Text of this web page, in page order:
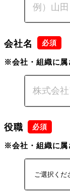
会社名
※会社・組織に属
役職
※会社・組織に属